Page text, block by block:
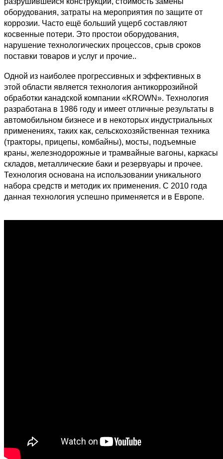
оборудования, затраты на мероприятия по защите от
коррозии. Часто ещё больший ущерб составляют
косвенные потери. Это простои оборудования,
нарушение технологических процессов, срыв сроков
поставки товаров и услуг и прочие..
Одной из наиболее прогрессивных и эффективных в
этой области является технология антикоррозийной
обработки канадской компании «KROWN». Технология
разработана в 1986 году и имеет отличные результаты в
автомобильном бизнесе и в некоторых индустриальных
применениях, таких как, сельскохозяйственная техника
(тракторы, прицепы, комбайны), мосты, подъемные
краны, железнодорожные и трамвайные вагоны, каркасы
складов, металлические баки и резервуары и прочее.
Технология основана на использовании уникального
набора средств и методик их применения. С 2010 года
данная технология успешно применяется и в Европе.